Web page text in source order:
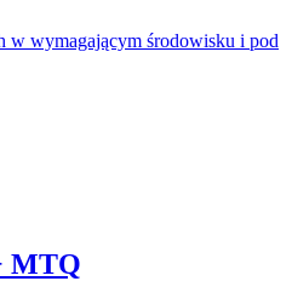
w wymagającym środowisku i pod
MTQ